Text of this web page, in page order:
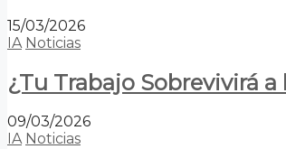
15/03/2026
IA Noticias
¿Tu Trabajo Sobrevivirá
09/03/2026
IA Noticias